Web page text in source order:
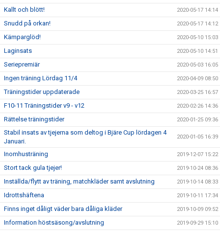
Kallt och blött! 2020-05-17 14:14
Snudd på orkan! 2020-05-17 14:12
Kämparglöd! 2020-05-10 15:03
Laginsats 2020-05-10 14:51
Seriepremiär 2020-05-03 16:05
Ingen träning Lördag 11/4 2020-04-09 08:50
Träningstider uppdaterade 2020-03-25 16:57
F10-11 Träningstider v9 - v12 2020-02-26 14:36
Rättelse träningstider 2020-01-25 09:36
Stabil insats av tjejerna som deltog i Bjäre Cup lördagen 4
Januari.
2020-01-05 16:39
Inomhusträning 2019-12-07 15:22
Stort tack gula tjejer! 2019-10-24 08:36
Inställda/flytt av träning, matchkläder samt avslutning 2019-10-14 08:33
Idrottshäftena 2019-10-11 17:34
Finns inget dåligt väder bara dåliga kläder 2019-10-09 09:52
Information höstsäsong/avslutning 2019-09-29 15:10